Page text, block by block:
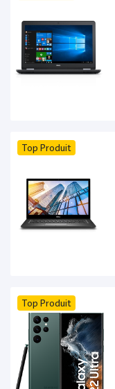
Top Produit
Top Produit